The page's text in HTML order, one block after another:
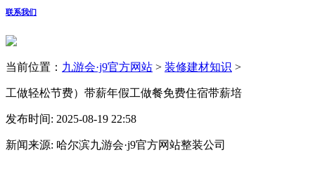
联系我们
当前位置： 九游会·j9官方网站 > 装修建材知识 >
工做轻松节费）带薪年假工做餐免费住宿带薪培
发布时间: 2025-08-19 22:58
新闻来源: 哈尔滨九游会·j9官方网站整装公司